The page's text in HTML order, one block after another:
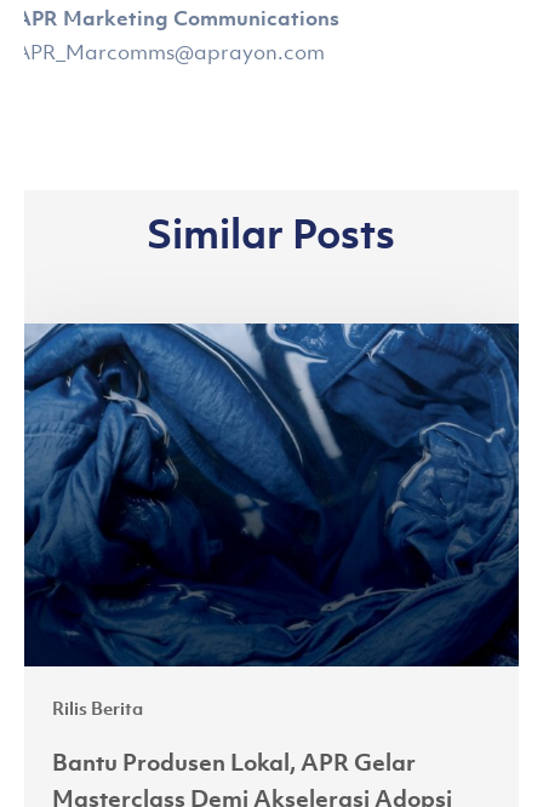
APR Marketing Communications
APR_Marcomms@aprayon.com
Similar Posts
Rilis Berita
Bantu
Produsen
Lokal,
APR
Gelar
Masterclass
Demi
Akselerasi
Adopsi
Lyocell
Bantu Produsen Lokal, APR Gelar
Masterclass Demi Akselerasi Adopsi